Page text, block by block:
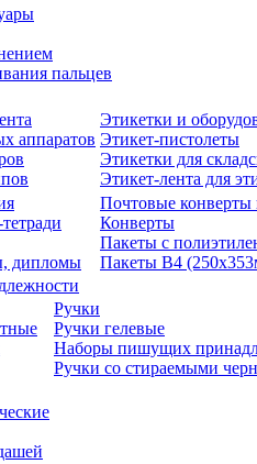
пальцев
аппаратов
Этикетки и
Этикет-пистолеты
Этикетки для
Этикет-лента для
дипломы
Почтовые конверты
Конверты
Пакеты с
Пакеты В4
Ручки
Ручки гелевые
Наборы пишущих
Ручки со стираемыми